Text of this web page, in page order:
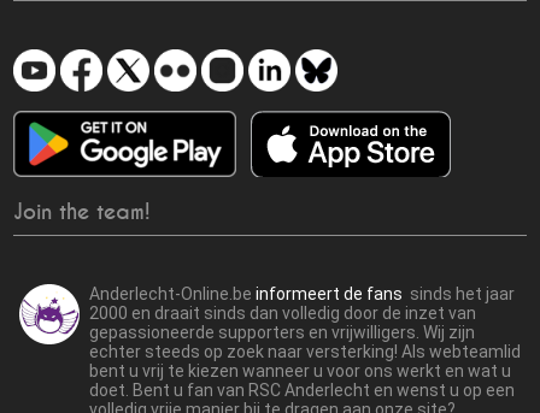
Join the team!
Anderlecht-Online.beinformeert de fans sinds het jaar
2000 en draait sinds dan volledig door de inzet van
gepassioneerde supporters en vrijwilligers. Wij zijn
echter steeds op zoek naar versterking! Als webteamlid
bent u vrij te kiezen wanneer u voor ons werkt en wat u
doet. Bent u fan van RSC Anderlecht en wenst u op een